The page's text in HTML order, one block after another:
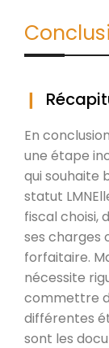
En
une étape
qui souhaite
statut
fiscal choisi,
ses charges
forfaitaire.
nécessite
commettre
différentes
sont les